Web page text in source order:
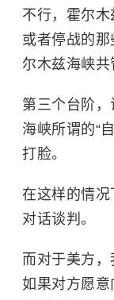
不行，霍尔
或者停战的
尔木兹海峡共
第三个台阶
海峡所谓的“
打脸。
在这样的情
对话谈判。
而对于美方，
如果对方愿